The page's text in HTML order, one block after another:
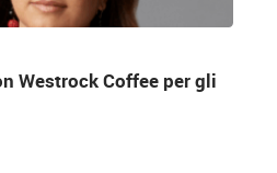
Westrock Coffee per gli